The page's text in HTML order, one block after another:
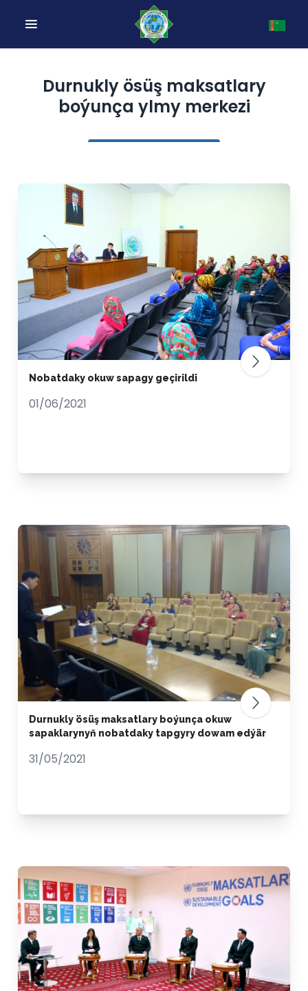
Durnukly ösüş maksatlary
boýunça ylmy merkezi
Nobatdaky okuw sapagy geçirildi
01/06/2021
Durnukly ösüş maksatlary boýunça okuw
sapaklarynyň nobatdaky tapgyry dowam edýär
31/05/2021